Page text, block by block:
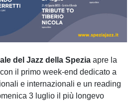
del Jazz della Spezia apre la
il primo week-end dedicato a
e internazionali e un reading
3 luglio il più longevo